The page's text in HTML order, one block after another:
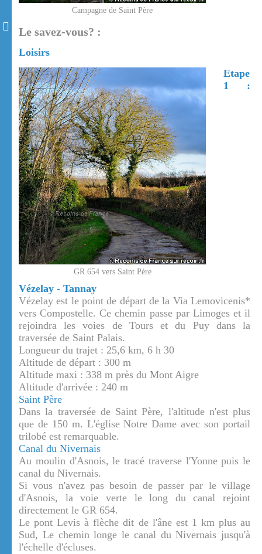
Campagne de Saint Père
Le savez-vous? :
Loisirs
GR 654 vers Saint Père
Etape
1 :
Vézelay - Tannay
Vézelay est le point de départ de la Via Lemovicenis*
vers Compostelle. Ce chemin passe par Limoges et il
rejoindra les voies de Tours et du Puy dans la
traversée de Saint Palais.
Longueur du trajet : 25,6 km, 6 h 30
Altitude de départ : 300 m
Altitude maxi : 338 m près du Mont Aigre
Altitude d'arrivée : 240 m
Saint Père
Dans la traversée de Saint Père, l'altitude n'est plus
que de 150 m. L'église Notre Dame avec son portail
trilobé est remarquable.
Canal du Nivernais
Au moulin d'Asnois, le tracé traverse l'Yonne puis le
canal du Nivernais.
Si vous n'avez pas besoin de passer par le village
d'Asnois, la voie verte le long du canal rejoint
directement le GR 654.
Le pont Levis à flèche dit de l'âne est 1 km plus au
Sud, Le chemin longe le canal du Nivernais jusqu'à
l'échelle d'écluses.